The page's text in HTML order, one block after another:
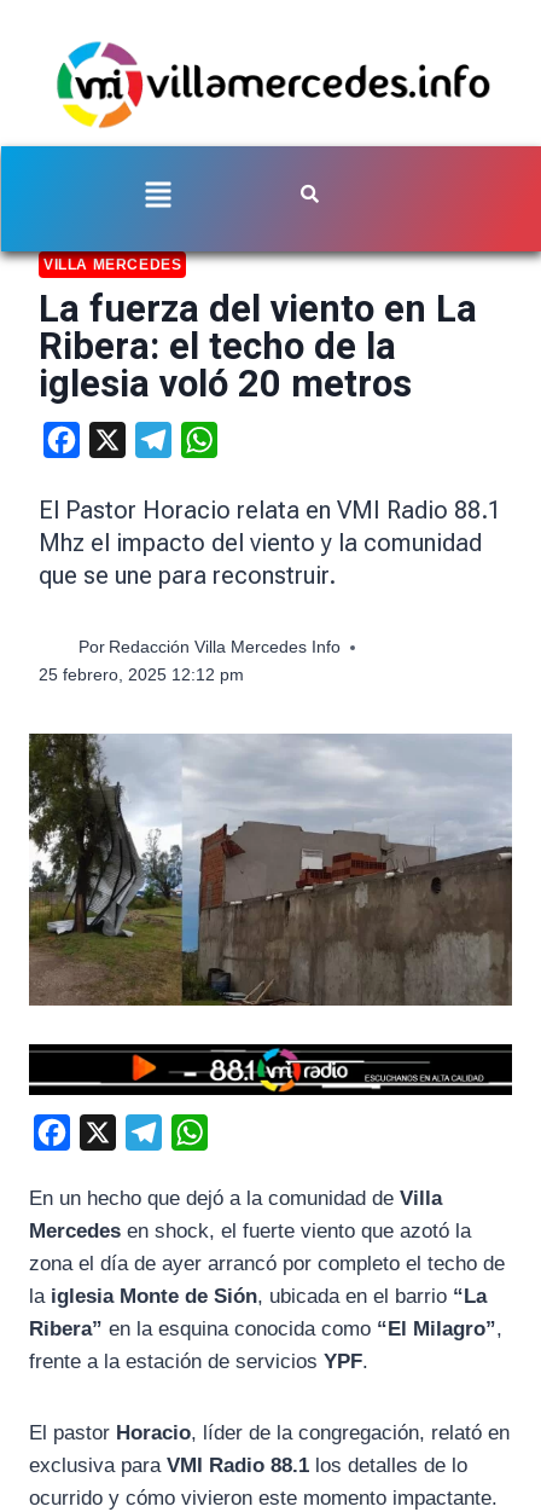
VILLA MERCEDES
La fuerza del viento en La
Ribera: el techo de la
iglesia voló 20 metros
Facebook Telegram
El Pastor Horacio relata en VMI Radio 88.1
Mhz el impacto del viento y la comunidad
que se une para reconstruir.
Por Redacción Villa Mercedes Info
25 febrero, 2025 12:12 pm
c
e
b
l
e
g
a
t
s
p
En un hecho que dejó a la comunidad de Villa
Mercedes en shock, el fuerte viento que azotó la
zona el día de ayer arrancó por completo el techo de
la iglesia Monte de Sión, ubicada en el barrio “La
Ribera” en la esquina conocida como “El Milagro”,
frente a la estación de servicios YPF.
El pastor Horacio, líder de la congregación, relató en
exclusiva para VMI Radio 88.1 los detalles de lo
ocurrido y cómo vivieron este momento impactante.